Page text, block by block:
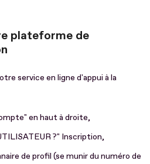
plateforme de
service en ligne d'appui à la
en haut à droite,
?" Inscription,
de profil (se munir du numéro de